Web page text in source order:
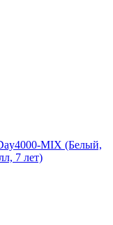
MIX (Белый,
7 лет)